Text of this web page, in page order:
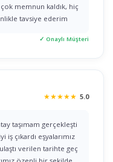
memnun kaldık, hiç
tavsiye ederim
✓ Onaylı Müşteri
★★★★★ 5.0
taşımam gerçekleşti
çıkardı eşyalarımız
verilen tarihte geç